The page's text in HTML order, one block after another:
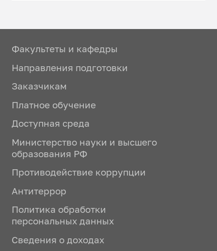
Факультеты и кафедры
Направления подготовки
Заказчикам
Платное обучение
Доступная среда
Министерство науки и высшего
образования РФ
Противодействие коррупции
Антитеррор
Политика обработки
персональных данных
Сведения о доходах